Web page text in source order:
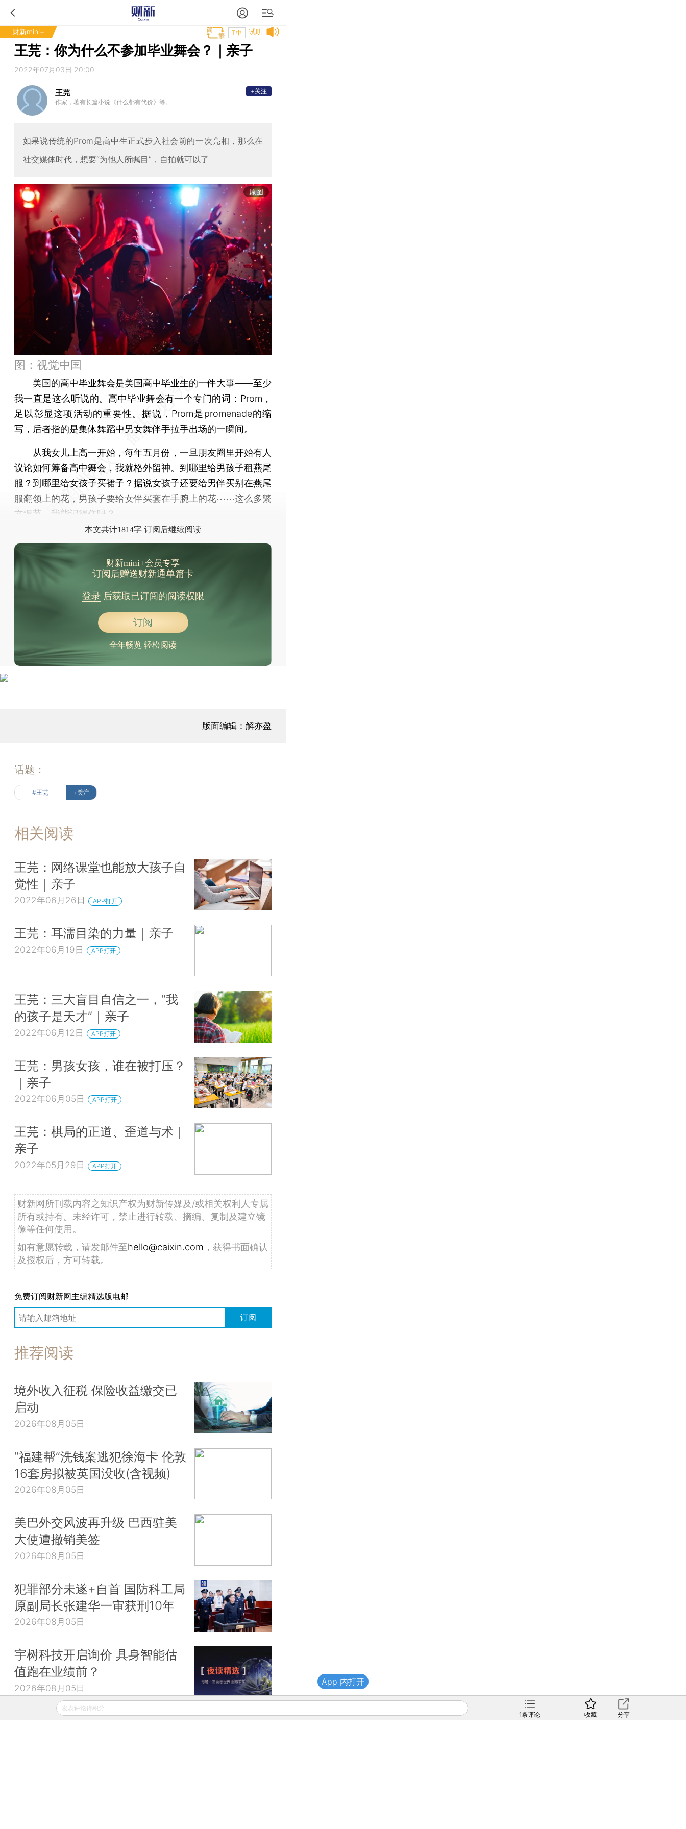
财新mini+ 试听
T中
王芫：你为什么不参加毕业舞会？｜亲子
2022年07月03日 20:00
王芫
作家，著有长篇小说《什么都有代价》等。
+关注
如果说传统的Prom是高中生正式步入社会前的一次亮相，那么在
社交媒体时代，想要“为他人所瞩目”，自拍就可以了
原图
图：视觉中国
美国的高中毕业舞会是美国高中毕业生的一件大事——至少
我一直是这么听说的。高中毕业舞会有一个专门的词：Prom，
足以彰显这项活动的重要性。据说，Prom是promenade的缩
写，后者指的是集体舞蹈中男女舞伴手拉手出场的一瞬间。
从我女儿上高一开始，每年五月份，一旦朋友圈里开始有人
议论如何筹备高中舞会，我就格外留神。到哪里给男孩子租燕尾
服？到哪里给女孩子买裙子？据说女孩子还要给男伴买别在燕尾
服翻领上的花，男孩子要给女伴买套在手腕上的花⋯⋯这么多繁
文缛节，我能记得住吗？
本文共计1814字 订阅后继续阅读
财新mini+会员专享
订阅后赠送财新通单篇卡
登录后获取已订阅的阅读权限
订阅
全年畅览 轻松阅读
版面编辑：解亦盈
话题：
#王芫 +关注
相关阅读
王芫：网络课堂也能放大孩子自
觉性｜亲子
2022年06月26日 APP打开
王芫：耳濡目染的力量｜亲子
2022年06月19日 APP打开
王芫：三大盲目自信之一，“我
的孩子是天才”｜亲子
2022年06月12日 APP打开
王芫：男孩女孩，谁在被打压？
｜亲子
2022年06月05日 APP打开
王芫：棋局的正道、歪道与术｜
亲子
2022年05月29日 APP打开
财新网所刊载内容之知识产权为财新传媒及/或相关权利人专属
所有或持有。未经许可，禁止进行转载、摘编、复制及建立镜
像等任何使用。
如有意愿转载，请发邮件至hello@caixin.com ，获得书面确认
及授权后，方可转载。
免费订阅财新网主编精选版电邮
订阅
推荐阅读
境外收入征税 保险收益缴交已
启动
2026年08月05日
“福建帮”洗钱案逃犯徐海卡 伦敦
16套房拟被英国没收(含视频)
2026年08月05日
美巴外交风波再升级 巴西驻美
大使遭撤销美签
2026年08月05日
犯罪部分未遂+自首 国防科工局
原副局长张建华一审获刑10年
2026年08月05日
宇树科技开启询价 具身智能估
值跑在业绩前？
2026年08月05日
发表评论得积分
1条评论 收藏 分享
App 内打开